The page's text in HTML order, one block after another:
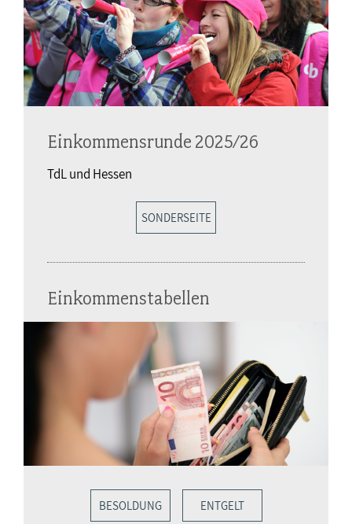
Einkommensrunde 2025/26
TdL und Hessen
SONDERSEITE
Einkommenstabellen
BESOLDUNG ENTGELT